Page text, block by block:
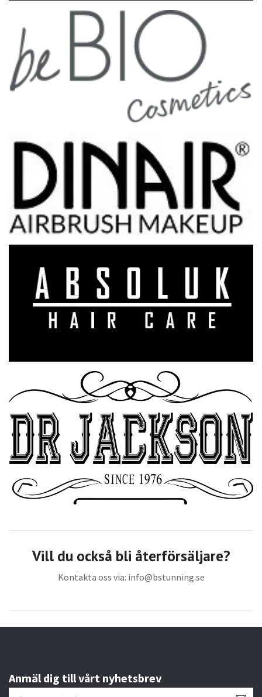
Vill du också bli återförsäljare?
Kontakta oss via: info@bstunning.se
Anmäl dig till vårt nyhetsbrev